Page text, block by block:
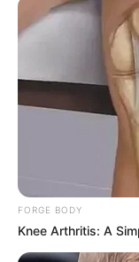
19:09 / 06 Avqust
Şəxs
Vəkildən
FORGE BODY
Knee Arthritis: A